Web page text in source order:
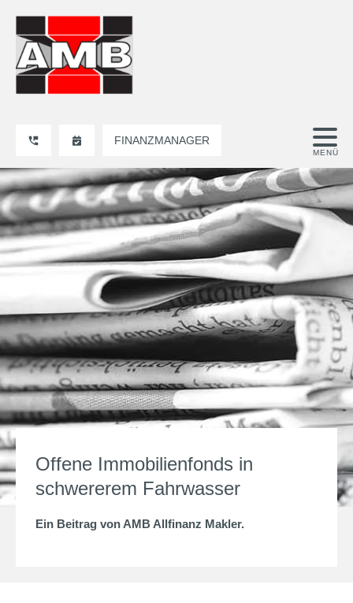
FINANZMANAGER
Offene Immobilienfonds in
schwererem Fahrwasser
Ein Beitrag von AMB Allfinanz Makler.